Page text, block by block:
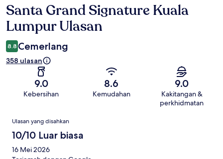
Ulasan
Santa Grand Signature Kuala
Lumpur Ulasan
8.8 Cemerlang
358 ulasan
9.0
Kebersihan
8.6
Kemudahan
9.0
Kakitangan &
perkhidmatan
Ulasan
Ulasan yang disahkan
10/10 Luar biasa
16 Mei 2026